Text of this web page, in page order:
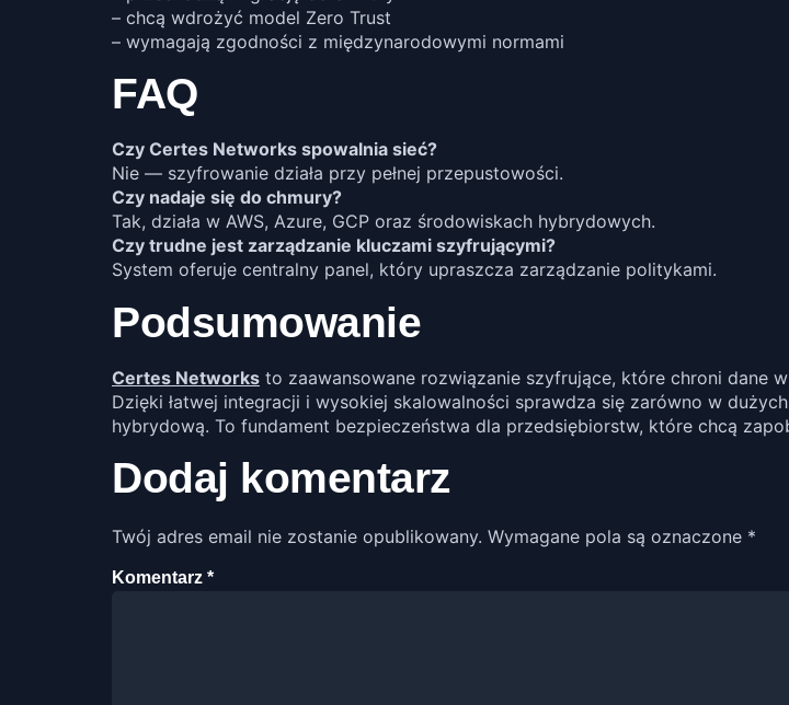
– chcą wdrożyć model Zero Trust
– wymagają zgodności z międzynarodowymi normami
FAQ
Czy Certes Networks spowalnia sieć?
Nie — szyfrowanie działa przy pełnej przepustowości.
Czy nadaje się do chmury?
Tak, działa w AWS, Azure, GCP oraz środowiskach hybrydowych.
Czy trudne jest zarządzanie kluczami szyfrującymi?
System oferuje centralny panel, który upraszcza zarządzanie politykami.
Podsumowanie
Certes Networks to zaawansowane rozwiązanie szyfrujące, które chroni dane
Dzięki łatwej integracji i wysokiej skalowalności sprawdza się zarówno w
hybrydową. To fundament bezpieczeństwa dla przedsiębiorstw, które chcą
Dodaj komentarz
Twój adres email nie zostanie opublikowany. Wymagane pola są oznaczone *
Komentarz *